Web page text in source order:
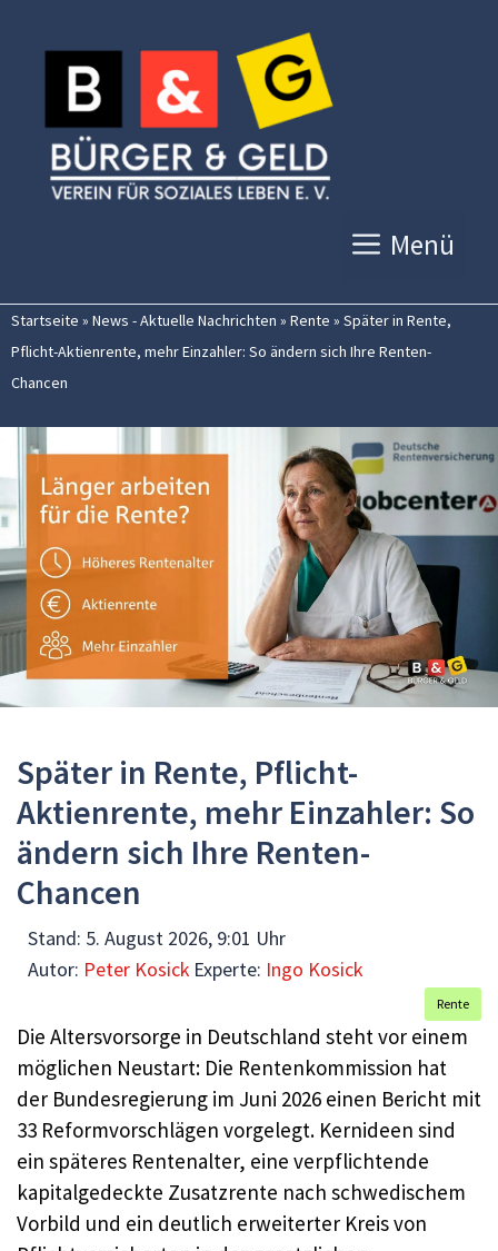
Inhalt
springen
Menü
Startseite » News - Aktuelle Nachrichten » Rente » Später in Rente,
Pflicht-Aktienrente, mehr Einzahler: So ändern sich Ihre Renten-
Chancen
Später in Rente, Pflicht-
Aktienrente, mehr Einzahler: So
ändern sich Ihre Renten-
Chancen
Stand: 5. August 2026, 9:01 Uhr
Autor: Peter Kosick Experte: Ingo Kosick
Rente
Die Altersvorsorge in Deutschland steht vor einem
möglichen Neustart: Die Rentenkommission hat
der Bundesregierung im Juni 2026 einen Bericht mit
33 Reformvorschlägen vorgelegt. Kernideen sind
ein späteres Rentenalter, eine verpflichtende
kapitalgedeckte Zusatzrente nach schwedischem
Vorbild und ein deutlich erweiterter Kreis von